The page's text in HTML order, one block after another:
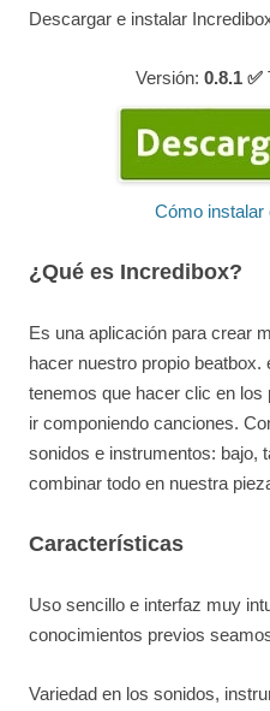
Descargar e instalar
Versión: 0.8.1 ✅
Cómo instalar
¿Qué es Incredibox?
Es una aplicación para crear
hacer nuestro propio
tenemos que hacer clic en los
ir componiendo canciones.
sonidos e instrumentos: bajo,
combinar todo en nuestra
Características
Uso sencillo e interfaz muy
conocimientos previos
Variedad en los sonidos,